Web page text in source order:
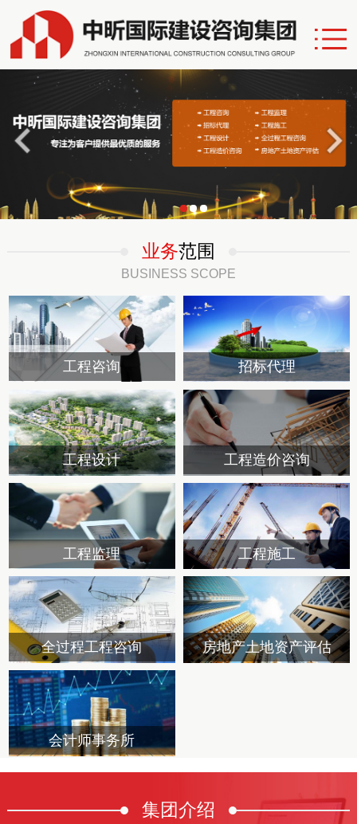
业务范围
BUSINESS SCOPE
工程咨询 招标代理
工程设计 工程造价咨询
工程监理 工程施工
全过程工程咨询 房地产土地资产评估
会计师事务所
集团介绍